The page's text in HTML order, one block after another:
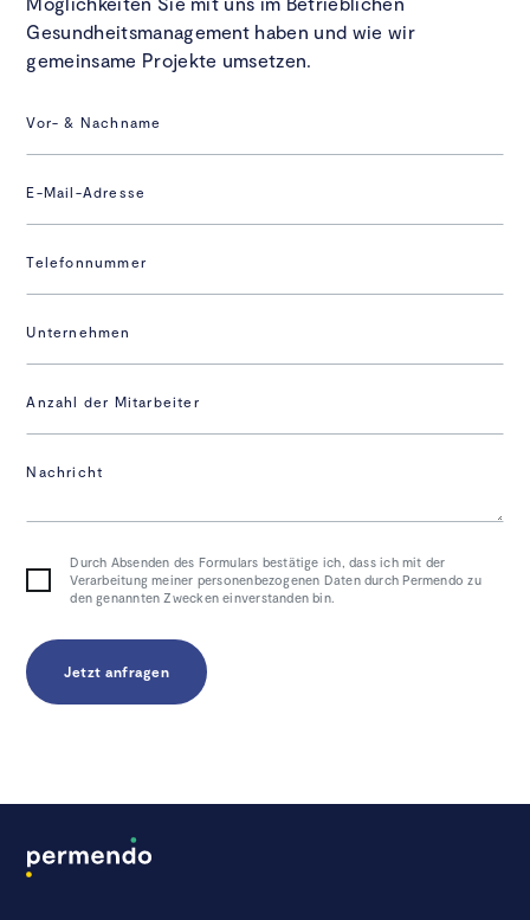
Gesundheitsmanagement haben und wie wir
gemeinsame Projekte umsetzen.
Vor- & Nachname
E-Mail-Adresse
Telefonnummer
Unternehmen
Anzahl der Mitarbeiter
Nachricht
Durch Absenden des Formulars bestätige ich, dass ich mit der
Verarbeitung meiner personenbezogenen Daten durch Permendo zu
den genannten Zwecken einverstanden bin.